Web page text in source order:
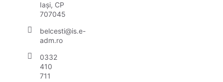
Iași, CP
707045
belcesti@is.e-
adm.ro
0332
410
711